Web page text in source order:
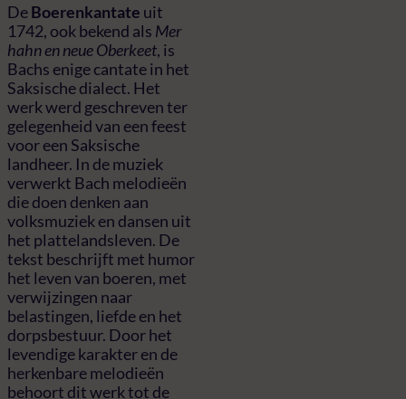
DeBoerenkantate uit
1742, ook bekend als Mer
hahn en neue Oberkeet, is
Bachs enige cantate in het
Saksische dialect. Het
werk werd geschreven ter
gelegenheid van een feest
voor een Saksische
landheer. In de muziek
verwerkt Bach melodieën
die doen denken aan
volksmuziek en dansen uit
het plattelandsleven. De
tekst beschrijft met humor
het leven van boeren, met
verwijzingen naar
belastingen, liefde en het
dorpsbestuur. Door het
levendige karakter en de
herkenbare melodieën
behoort dit werk tot de